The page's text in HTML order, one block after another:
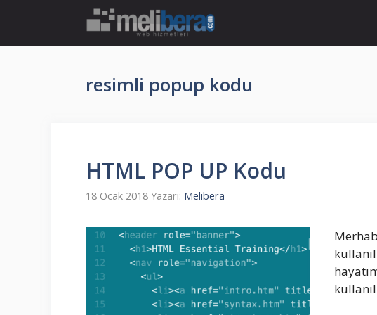
resimli popup kodu
HTML POP UP Kodu
18 Ocak 2018 Yazarı: Melibera